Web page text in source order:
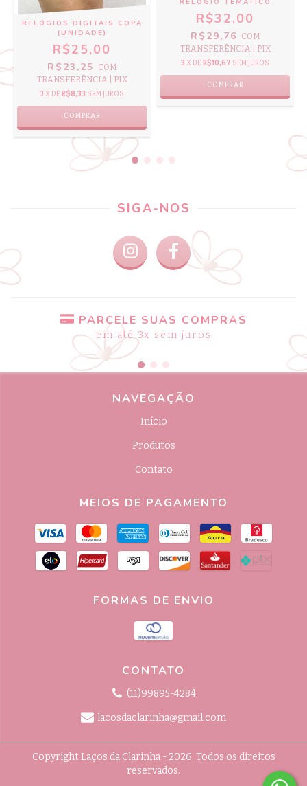
RELÓGIOS DIGITAIS COPA
(UNIDADE)
R$25,00
R$23,25
COM
TRANSFERÊNCIA | PIX
3 X DE R$8,33 SEM JUROS
COMPRAR
RELÓGIO TEMÁTICO
R$32,00
R$29,76
COM
TRANSFERÊNCIA | PIX
3 X DE R$10,67 SEM JUROS
COMPRAR
SIGA-NOS
PARCELE SUAS COMPRAS
em até 3x sem juros
NAVEGAÇÃO
Início
Produtos
Contato
MEIOS DE PAGAMENTO
FORMAS DE ENVIO
CONTATO
(11)99895-4284
lacosdaclarinha@gmail.com
Copyright Laços da Clarinha - 2026. Todos os direitos
reservados.